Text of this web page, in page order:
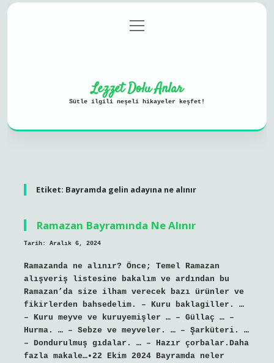
Gizlilik Politikası
menüyü
aç
Lezzet Dolu Anlar
Sütle ilgili neşeli hikayeler keşfet!
Etiket: Bayramda gelin adayına ne alınır
Ramazan Bayramında Ne Alınır
Tarih: Aralık 6, 2024
Ramazanda ne alınır? Önce; Temel Ramazan
alışveriş listesine bakalım ve ardından bu
Ramazan’da size ilham verecek bazı ürünler ve
fikirlerden bahsedelim. – Kuru baklagiller. …
– Kuru meyve ve kuruyemişler … – Güllaç … –
Hurma. … – Sebze ve meyveler. … – Şarküteri. …
– Dondurulmuş gıdalar. … – Hazır çorbalar.Daha
fazla makale…•22 Ekim 2024 Bayramda neler